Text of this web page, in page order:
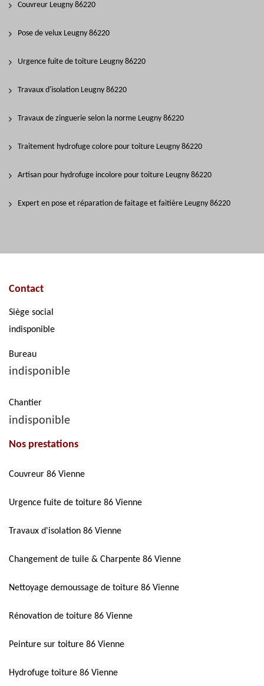
Couvreur Leugny 86220
Pose de velux Leugny 86220
Urgence fuite de toiture Leugny 86220
Travaux d'isolation Leugny 86220
Travaux de zinguerie selon la norme Leugny 86220
Traitement hydrofuge colore pour toiture Leugny 86220
Artisan pour hydrofuge incolore pour toiture Leugny 86220
Expert en pose et réparation de faitage et faitière Leugny 86220
Contact
Siège social
indisponible
Bureau
indisponible
Chantier
indisponible
Nos prestations
Couvreur 86 Vienne
Urgence fuite de toiture 86 Vienne
Travaux d'isolation 86 Vienne
Changement de tuile & Charpente 86 Vienne
Nettoyage demoussage de toiture 86 Vienne
Rénovation de toiture 86 Vienne
Peinture sur toiture 86 Vienne
Hydrofuge toiture 86 Vienne